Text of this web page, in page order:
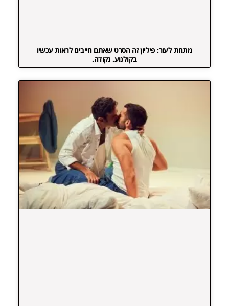
מתחת לעור: פיליון זה הסרט שאתם חייבים לראות עכשיו
בקולנוע. נקודה.